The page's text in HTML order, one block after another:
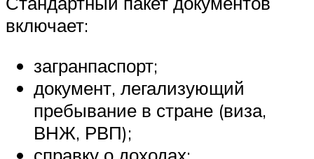
включает:
загранпаспорт;
документ, легализующий
пребывание в стране (виза,
ВНЖ, РВП);